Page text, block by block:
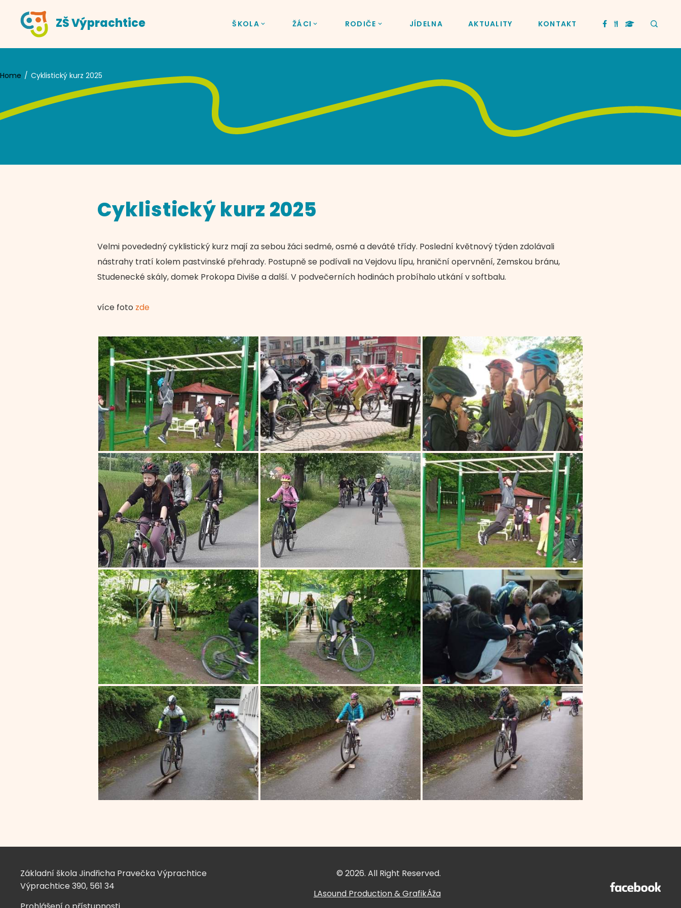
content
ZŠ Výprachtice ŠKOLA ŽÁCI RODIČE JÍDELNA AKTUALITY KONTAKT
Home Cyklistický kurz 2025
Cyklistický kurz 2025
Velmi povededný cyklistický kurz mají za sebou žáci sedmé, osmé a deváté třídy. Poslední květnový týden zdolávali
nástrahy tratí kolem pastvinské přehrady. Postupně se podívali na Vejdovu lípu, hraniční opervnění, Zemskou bránu,
Studenecké skály, domek Prokopa Diviše a další. V podvečerních hodinách probíhalo utkání v softbalu.
více foto zde
Základní škola Jindřicha Pravečka Výprachtice
Výprachtice 390, 561 34
© 2026. All Right Reserved.
LAsound Production&GrafikÁža